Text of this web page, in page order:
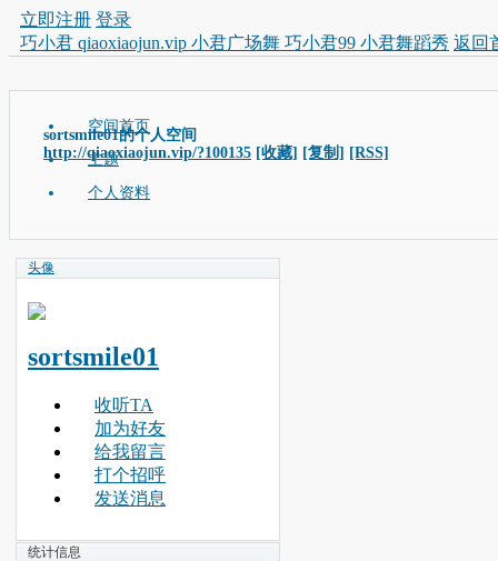
立即注册 登录
巧小君 qiaoxiaojun.vip 小君广场舞 巧小君99 小君舞蹈秀 返回
sortsmile01的个人空间
http://qiaoxiaojun.vip/?100135 [收藏] [复制] [RSS]
空间首页
主题
个人资料
头像
sortsmile01
收听TA
加为好友
给我留言
打个招呼
发送消息
统计信息